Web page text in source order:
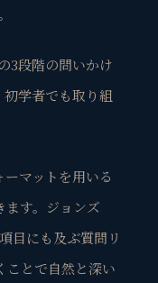
段階の問いかけ
学者でも取り組
ーマットを用いる
ます。ジョンズ
目にも及ぶ質問リ
ことで自然と深い